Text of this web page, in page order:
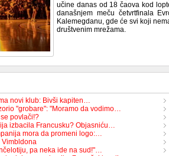
učine danas od 18 čaova kod
današnjem meču četvrtfinala
Kalemegdanu, gde će svi koji
društvenim mrežama.
novi klub: Bivši kapiten…
"grobare": "Moramo da vodimo…
povlači!?
izbacila Francusku? Objasniću…
mora da promeni logo:…
Vimbldona
pa neka ide na sud!"…